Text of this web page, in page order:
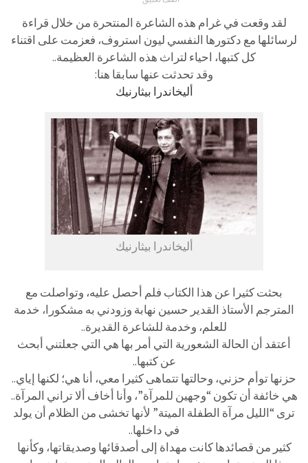
لقد وقعت في غرام هذه الشاعرة المنتحرة من خلال قراءة
لرسائلها مع دكتورها النفسي ليون استروف، فعزمت على اقتناء
كل كتبها، احياء لتراث هذه الشاعرة العظيمة..
وقد تحدثت عنها سابقا هنا:
أليخاندرا بيثارنيك
أليخاندرا بيثارنيك
بحثت كثيرا عن هذا الكتاب فلم أحصل عليه، وتواصلت مع
المترجم الأستاذ القدير حسين نهابة وزودني به مشكورا، خدمة
للعلم، وخدمة للشاعرة القديرة..
أعتقد أن الحالة الشعورية التي أمر بها هي التي جعلتني أبحث
عن كتبها..
حزنها توأم حزني، وحالتها تتماهى كثيرا معي، أنا هي؛ لكنها إياي..
هي خائفة أن تكون “وجهين للمرآة”، وأنا أخاف ألا تراني المرآة..
ترى “الليل مرآة الطفلة الميتة” لأنها تخشى من الظلام أن يولد
في داخلها..
كثير من قصائدها كانت مهداة إلى أصدقائها وصديقاتها، وكأنها